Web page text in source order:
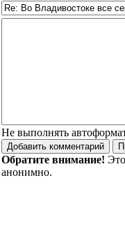
Не выполнять
Обратите внимание!
анонимно.